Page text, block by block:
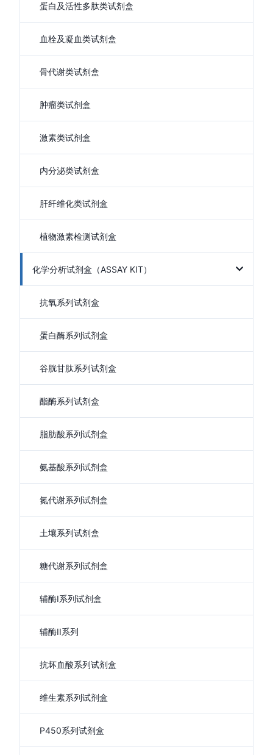
蛋白及活性多肽类试剂盒
血栓及凝血类试剂盒
骨代谢类试剂盒
肿瘤类试剂盒
激素类试剂盒
内分泌类试剂盒
肝纤维化类试剂盒
植物激素检测试剂盒
化学分析试剂盒（ASSAY KIT）
抗氧系列试剂盒
蛋白酶系列试剂盒
谷胱甘肽系列试剂盒
酯酶系列试剂盒
脂肪酸系列试剂盒
氨基酸系列试剂盒
氮代谢系列试剂盒
土壤系列试剂盒
糖代谢系列试剂盒
辅酶I系列试剂盒
辅酶II系列
抗坏血酸系列试剂盒
维生素系列试剂盒
P450系列试剂盒